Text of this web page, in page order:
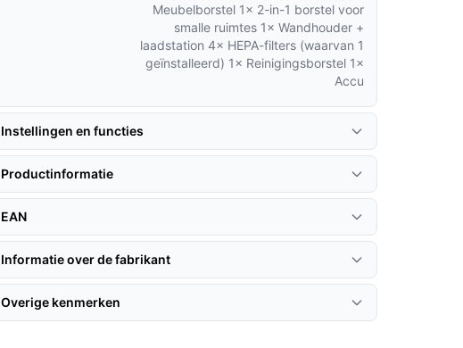
Meubelborstel 1× 2-in-1 borstel voor
smalle ruimtes 1× Wandhouder +
laadstation 4× HEPA-filters (waarvan 1
geïnstalleerd) 1× Reinigingsborstel 1×
Accu
Instellingen en functies
Productinformatie
EAN
Informatie over de fabrikant
Overige kenmerken